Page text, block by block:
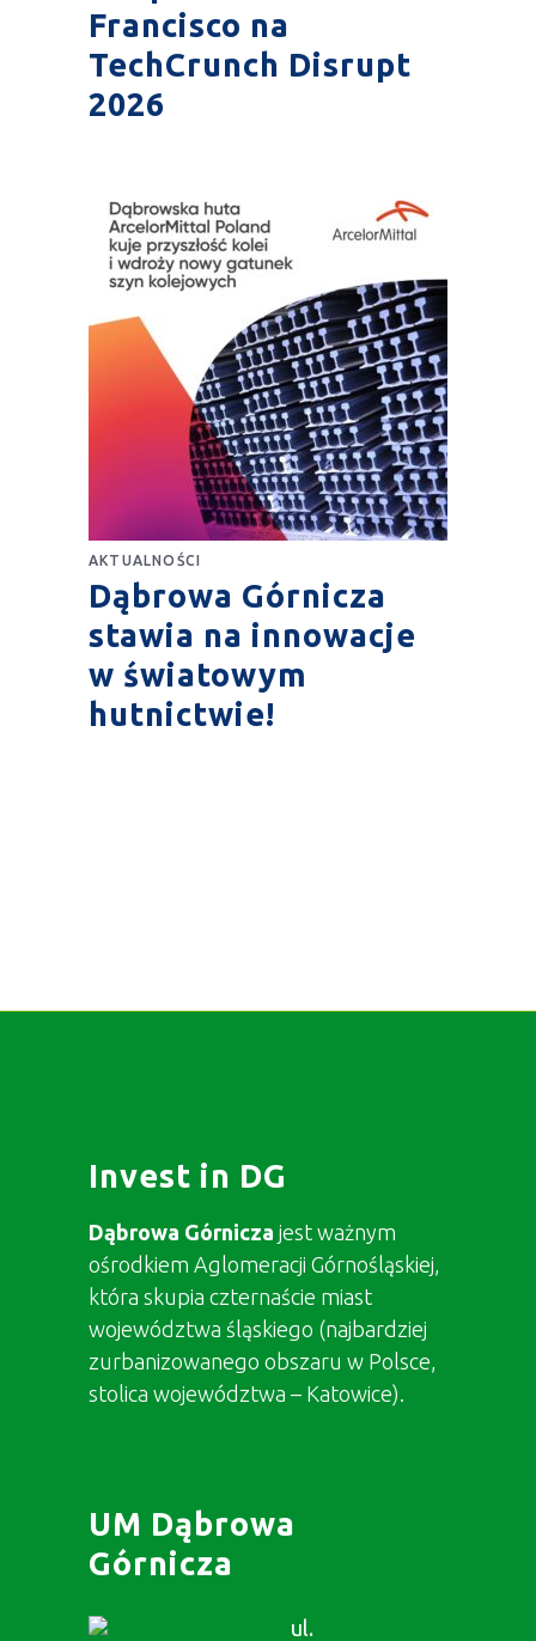
Francisco na
TechCrunch Disrupt
2026
AKTUALNOŚCI
Dąbrowa Górnicza
stawia na innowacje
w światowym
hutnictwie!
Invest in DG
Dąbrowa Górnicza jest ważnym
ośrodkiem Aglomeracji Górnośląskiej,
która skupia czternaście miast
województwa śląskiego (najbardziej
zurbanizowanego obszaru w Polsce,
stolica województwa – Katowice).
UM Dąbrowa
Górnicza
ul.